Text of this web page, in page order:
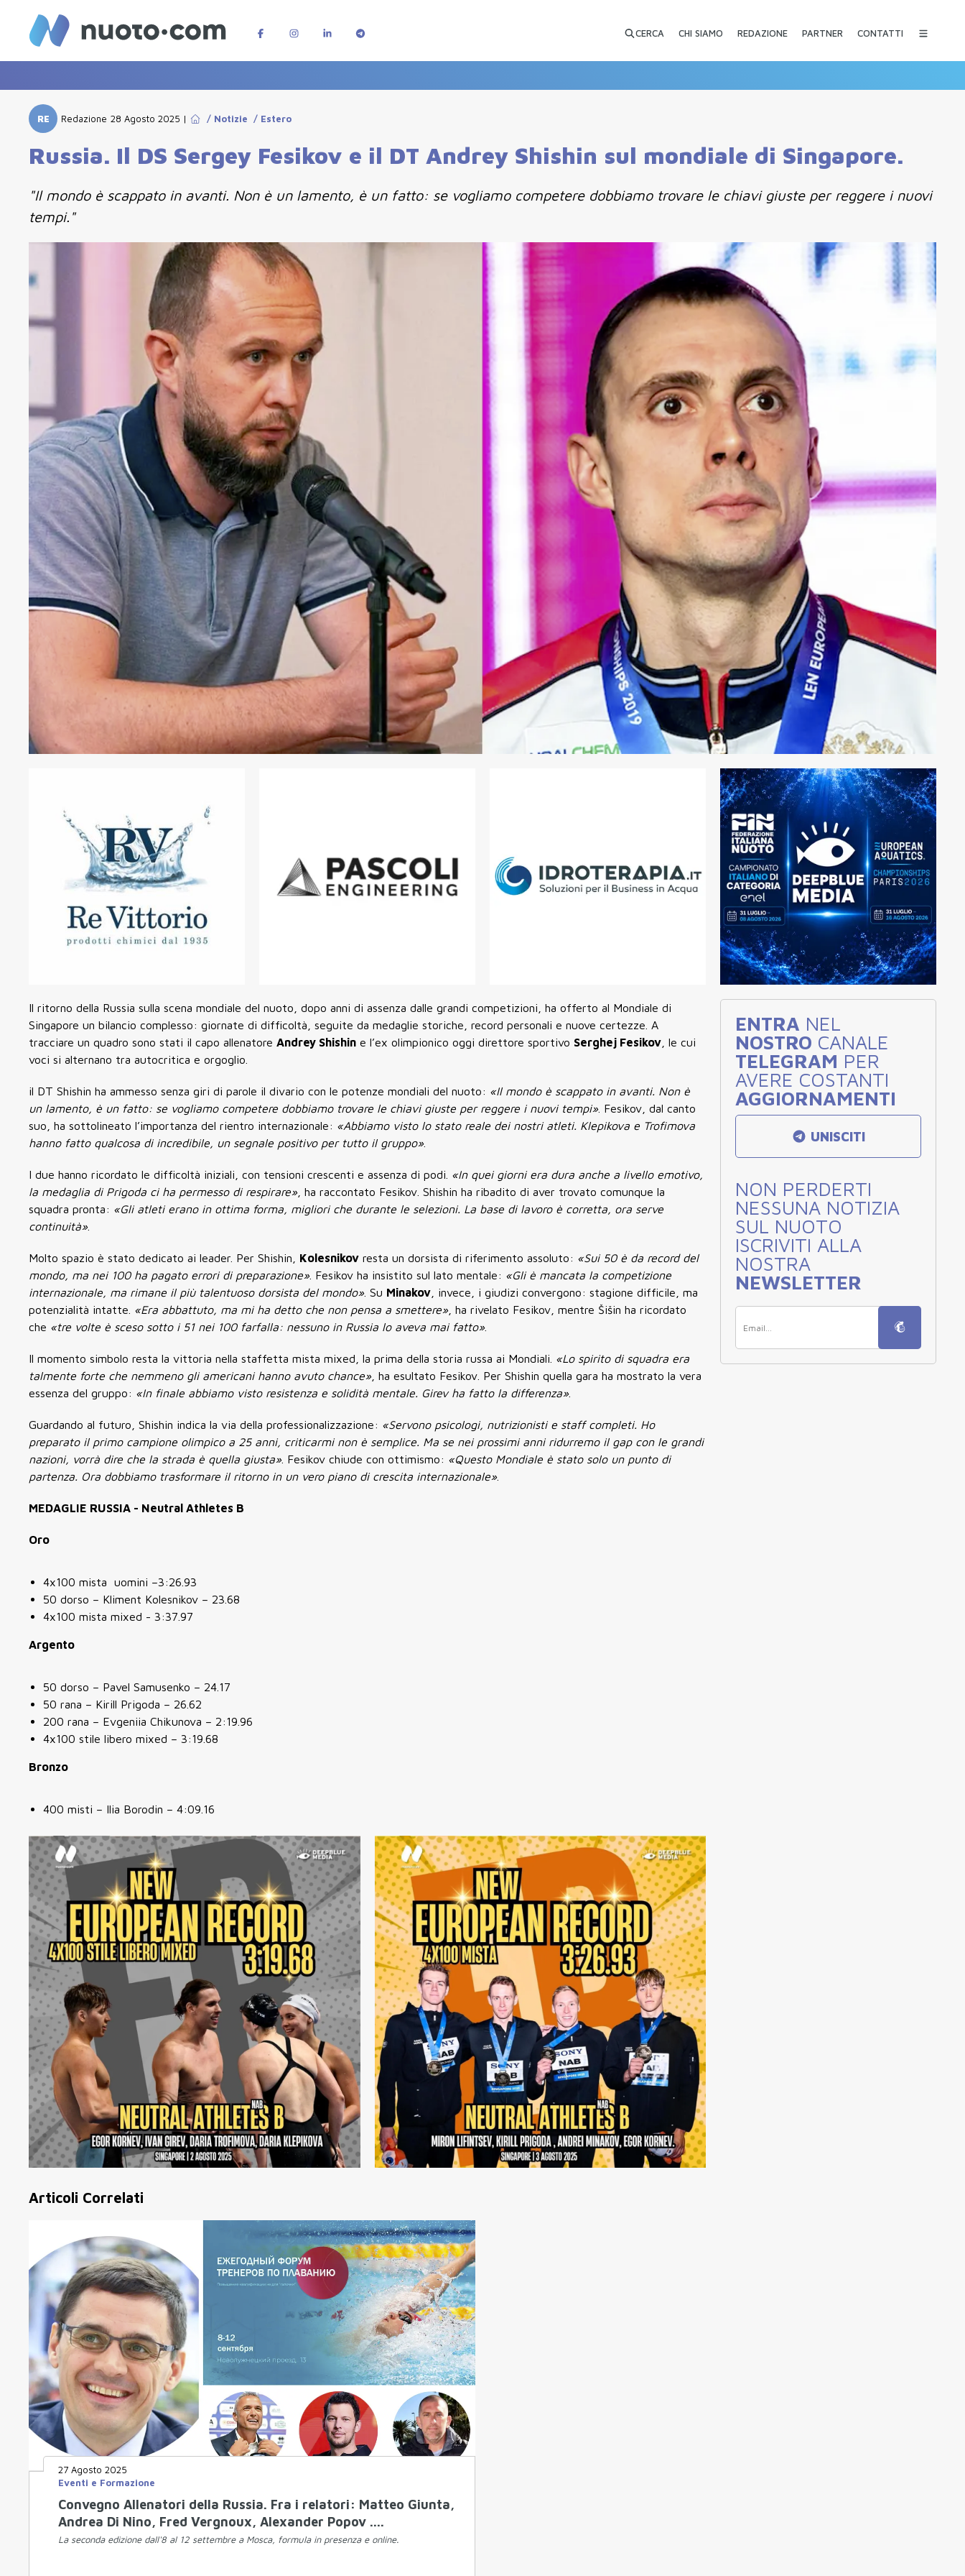
CERCA CHI SIAMO REDAZIONE PARTNER CONTATTI
RE Redazione 28 Agosto 2025 | / Notizie / Estero
Russia. Il DS Sergey Fesikov e il DT Andrey Shishin sul mondiale di Singapore.
"Il mondo è scappato in avanti. Non è un lamento, è un fatto: se vogliamo competere dobbiamo trovare le chiavi giuste per reggere i nuovi
tempi."
Il ritorno della Russia sulla scena mondiale del nuoto, dopo anni di assenza dalle grandi competizioni, ha offerto al Mondiale di
Singapore un bilancio complesso: giornate di difficoltà, seguite da medaglie storiche, record personali e nuove certezze. A
tracciare un quadro sono stati il capo allenatore Andrey Shishin e l’ex olimpionico oggi direttore sportivo Serghej Fesikov , le cui
voci si alternano tra autocritica e orgoglio.
il DT Shishin ha ammesso senza giri di parole il divario con le potenze mondiali del nuoto: «Il mondo è scappato in avanti. Non è
un lamento, è un fatto: se vogliamo competere dobbiamo trovare le chiavi giuste per reggere i nuovi tempi». Fesikov, dal canto
suo, ha sottolineato l’importanza del rientro internazionale: «Abbiamo visto lo stato reale dei nostri atleti. Klepikova e Trofimova
hanno fatto qualcosa di incredibile, un segnale positivo per tutto il gruppo».
I due hanno ricordato le difficoltà iniziali, con tensioni crescenti e assenza di podi. «In quei giorni era dura anche a livello emotivo,
la medaglia di Prigoda ci ha permesso di respirare», ha raccontato Fesikov. Shishin ha ribadito di aver trovato comunque la
squadra pronta: «Gli atleti erano in ottima forma, migliori che durante le selezioni. La base di lavoro è corretta, ora serve
continuità».
Molto spazio è stato dedicato ai leader. Per Shishin, Kolesnikov resta un dorsista di riferimento assoluto: «Sui 50 è da record del
mondo, ma nei 100 ha pagato errori di preparazione». Fesikov ha insistito sul lato mentale: «Gli è mancata la competizione
internazionale, ma rimane il più talentuoso dorsista del mondo». Su Minakov , invece, i giudizi convergono: stagione difficile, ma
potenzialità intatte. «Era abbattuto, ma mi ha detto che non pensa a smettere», ha rivelato Fesikov, mentre Šišin ha ricordato
che «tre volte è sceso sotto i 51 nei 100 farfalla: nessuno in Russia lo aveva mai fatto».
Il momento simbolo resta la vittoria nella staffetta mista mixed, la prima della storia russa ai Mondiali. «Lo spirito di squadra era
talmente forte che nemmeno gli americani hanno avuto chance», ha esultato Fesikov. Per Shishin quella gara ha mostrato la vera
essenza del gruppo: «In finale abbiamo visto resistenza e solidità mentale. Girev ha fatto la differenza».
Guardando al futuro, Shishin indica la via della professionalizzazione: «Servono psicologi, nutrizionisti e staff completi. Ho
preparato il primo campione olimpico a 25 anni, criticarmi non è semplice. Ma se nei prossimi anni ridurremo il gap con le grandi
nazioni, vorrà dire che la strada è quella giusta». Fesikov chiude con ottimismo: «Questo Mondiale è stato solo un punto di
partenza. Ora dobbiamo trasformare il ritorno in un vero piano di crescita internazionale».
MEDAGLIE RUSSIA - Neutral Athletes B
Oro
4x100 mista uomini –3:26.93
50 dorso – Kliment Kolesnikov – 23.68
4x100 mista mixed - 3:37.97
Argento
50 dorso – Pavel Samusenko – 24.17
50 rana – Kirill Prigoda – 26.62
200 rana – Evgeniia Chikunova – 2:19.96
4x100 stile libero mixed – 3:19.68
Bronzo
400 misti – Ilia Borodin – 4:09.16
ENTRA NEL
NOSTRO CANALE
TELEGRAM PER
AVERE COSTANTI
AGGIORNAMENTI
UNISCITI
NON PERDERTI
NESSUNA NOTIZIA
SUL NUOTO
ISCRIVITI ALLA
NOSTRA
NEWSLETTER
Articoli Correlati
27 Agosto 2025
Eventi e Formazione
Convegno Allenatori della Russia. Fra i relatori: Matteo Giunta,
Andrea Di Nino, Fred Vergnoux, Alexander Popov ....
La seconda edizione dall'8 al 12 settembre a Mosca, formula in presenza e online.